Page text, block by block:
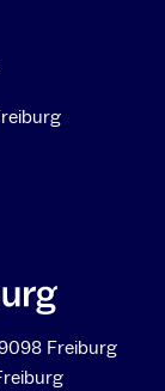
Freiburg